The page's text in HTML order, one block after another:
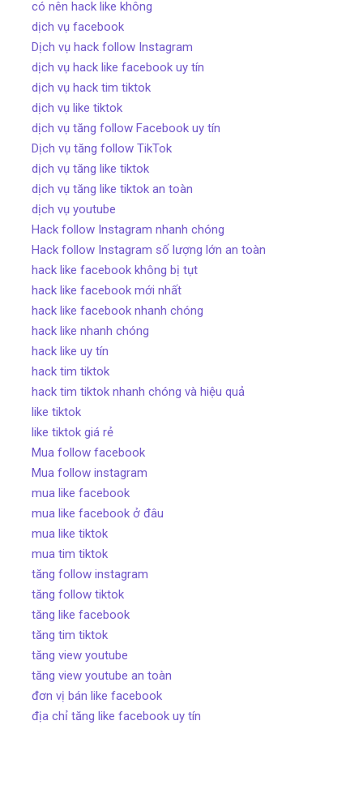
có nên hack like không
dịch vụ facebook
Dịch vụ hack follow Instagram
dịch vụ hack like facebook uy tín
dịch vụ hack tim tiktok
dịch vụ like tiktok
dịch vụ tăng follow Facebook uy tín
Dịch vụ tăng follow TikTok
dịch vụ tăng like tiktok
dịch vụ tăng like tiktok an toàn
dịch vụ youtube
Hack follow Instagram nhanh chóng
Hack follow Instagram số lượng lớn an toàn
hack like facebook không bị tụt
hack like facebook mới nhất
hack like facebook nhanh chóng
hack like nhanh chóng
hack like uy tín
hack tim tiktok
hack tim tiktok nhanh chóng và hiệu quả
like tiktok
like tiktok giá rẻ
Mua follow facebook
Mua follow instagram
mua like facebook
mua like facebook ở đâu
mua like tiktok
mua tim tiktok
tăng follow instagram
tăng follow tiktok
tăng like facebook
tăng tim tiktok
tăng view youtube
tăng view youtube an toàn
đơn vị bán like facebook
địa chỉ tăng like facebook uy tín